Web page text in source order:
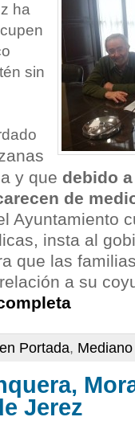
ha
sin
y que debido
de
Ayuntamiento
insta al
que las
a su
Portada,
Jerez